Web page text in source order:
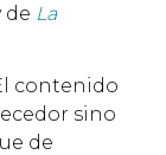
de La
contenido
sino
de